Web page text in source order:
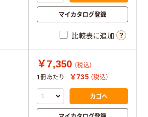
マイカタログ登録
比較表に追加
￥7,350 （税込）
1冊あたり
￥735 （税込）
カゴへ